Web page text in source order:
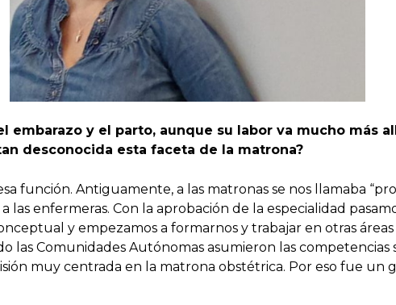
embarazo y el parto, aunque su labor va mucho más
desconocida esta faceta de la matrona?
función. Antiguamente, a las matronas se nos llamaba
enfermeras. Con la aprobación de la especialidad
y empezamos a formarnos y trabajar en otras
las Comunidades Autónomas asumieron las competencias
muy centrada en la matrona obstétrica. Por eso fue un